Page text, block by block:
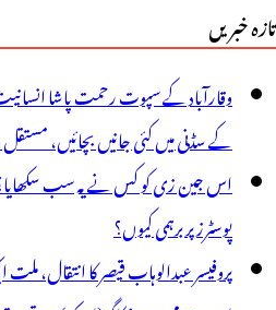
کا
مطالبہ
آج
بجے
تازہ خبریں
وقارآباد کے سپوت رحمت پاشا
کے سڈنی میں کئی جانیں بچائیں،
اس جین زی کو کس نے یہ سب سکھایا؟
پوسٹرز پر برہمی کیوں؟
پروفیسر عبدالوہاب قیصر کا انتقال،